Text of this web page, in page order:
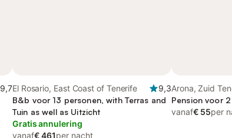
9,7El Rosario, East Coast of Tenerife
9,3
B&b voor 13 personen, with Terras and
Tuin as well as Uitzicht
Gratis annulering
vanaf€ 461per nacht
Arona, Zuid
Pension voor
vanaf€ 55per